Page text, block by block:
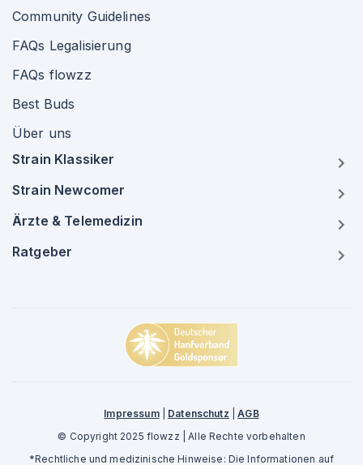
Community Guidelines
FAQs Legalisierung
FAQs flowzz
Best Buds
Über uns
Strain Klassiker
Strain Newcomer
Ärzte & Telemedizin
Ratgeber
Impressum| Datenschutz |AGB
© Copyright 2025 flowzz | Alle Rechte vorbehalten
*Rechtliche und medizinische Hinweise: Die Informationen auf